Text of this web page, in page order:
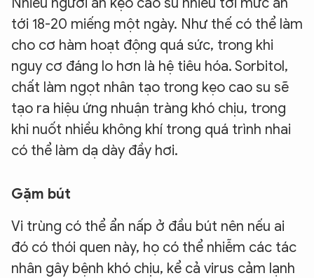
tới 18-20 miếng một ngày. Như thế có thể làm
cho cơ hàm hoạt động quá sức, trong khi
nguy cơ đáng lo hơn là hệ tiêu hóa. Sorbitol,
chất làm ngọt nhân tạo trong kẹo cao su sẽ
tạo ra hiệu ứng nhuận tràng khó chịu, trong
khi nuốt nhiều không khí trong quá trình nhai
có thể làm dạ dày đầy hơi.
Gặm bút
Vi trùng có thể ẩn nấp ở đầu bút nên nếu ai
đó có thói quen này, họ có thể nhiễm các tác
nhân gây bệnh khó chịu, kể cả virus cảm lạnh